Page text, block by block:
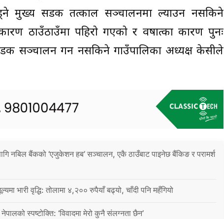
मुख्य सडक तत्काल सञ्चालनमा ल्याउन नसकिने
ठाउँठाउँमा पहिरो गएको र वर्षात्का कारण पुनः
सञ्चालन गर्न नसकिने गाउँपालिका अध्यक्ष केसीले
नबिल बैंकको ‘एजुकेशन हब’ सञ्चालन, एकै ठाउँबाट पाइनेछ बैंकिङ र परामर्श
भारी वृद्धि: तोलामा ४,२०० रुपैयाँ बढ्यो, चाँदी पनि महँगियो
नेपालको स्पष्टोक्ति: ‘विवादमा मेरो कुनै संलग्नता छैन’